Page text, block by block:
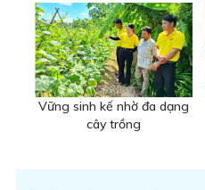
Vững sinh kế nhờ đa dạng
cây trồng